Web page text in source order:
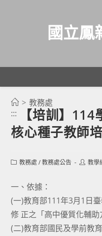
國立鳳
> 教務處
:::
【培訓】
核心種子教師
Post教務處 / 教務處公告
Post教學
一、依據：
(一)教育部111年3月1日
修 正之「高中優質化輔助
(二)教育部國民及學前教